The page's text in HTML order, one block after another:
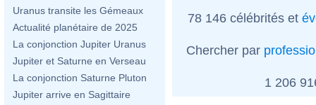
Uranus transite les Gémeaux
Actualité planétaire de 2025
La conjonction Jupiter Uranus
Jupiter et Saturne en Verseau
La conjonction Saturne Pluton
Jupiter arrive en Sagittaire
78 146 célébrités et
Chercher par
1 206